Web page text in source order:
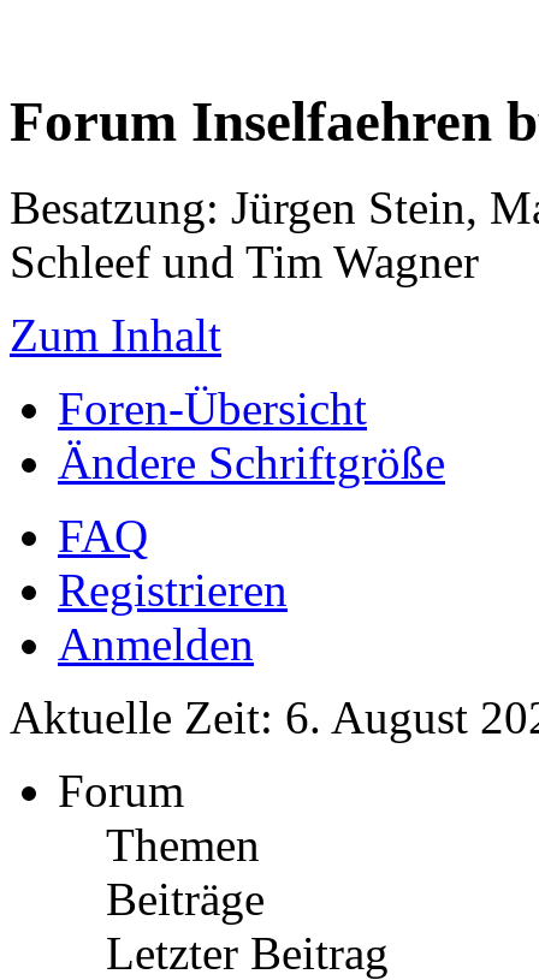
Forum Inselfaehren
Besatzung: Jürgen Stein,
Schleef und Tim Wagner
Zum Inhalt
Foren-Übersicht
Ändere Schriftgröße
FAQ
Registrieren
Anmelden
Aktuelle Zeit: 6. August
Forum
Themen
Beiträge
Letzter Beitrag